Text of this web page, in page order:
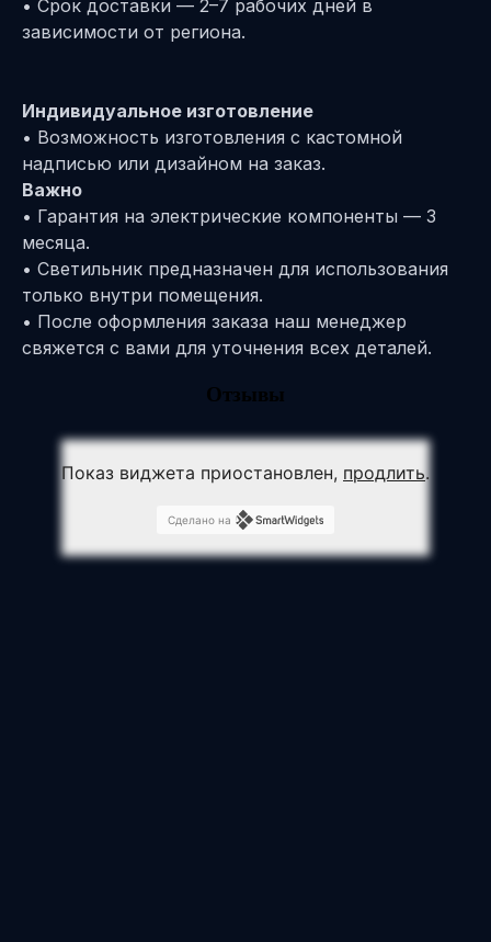
• Срок доставки — 2–7 рабочих дней в
зависимости от региона.
Индивидуальное изготовление
• Возможность изготовления с кастомной
надписью или дизайном на заказ.
Важно
• Гарантия на электрические компоненты — 3
месяца.
• Светильник предназначен для использования
только внутри помещения.
• После оформления заказа наш менеджер
свяжется с вами для уточнения всех деталей.
Отзывы